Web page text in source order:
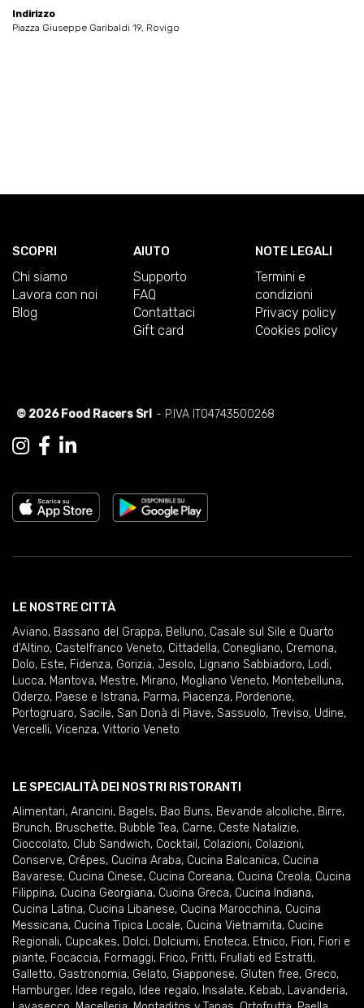
Indirizzo
Piazza Giuseppe Garibaldi 19, Rovigo
SCOPRI
Chi siamo
Lavora con noi
Blog
AIUTO
Supporto
FAQ
Contattaci
Gift card
NOTE LEGALI
Termini e
condizioni
Privacy policy
Cookies policy
© 2026 Food Racers Srl - P.IVA IT04743500268
LE NOSTRE CITTÀ
Aviano, Bassano del Grappa, Belluno, Casale sul Sile e Quarto
d'Altino, Castelfranco Veneto, Cittadella, Conegliano, Cremona,
Dolo, Este, Fidenza, Gorizia, Jesolo, Lignano Sabbiadoro, Lodi,
Lucca, Mantova, Mestre, Mirano, Mogliano Veneto, Montebelluna,
Oderzo, Paese e Istrana, Parma, Piacenza, Pordenone,
Portogruaro, Sacile, San Donà di Piave, Sassuolo, Treviso, Udine,
Vercelli, Vicenza, Vittorio Veneto
LE SPECIALITÀ DEI NOSTRI RISTORANTI
Alimentari, Arancini, Bagels, Bao Buns, Bevande alcoliche, Birre,
Brunch, Bruschette, Bubble Tea, Carne, Ceste Natalizie,
Cioccolato, Club Sandwich, Cocktail , Colazioni, Colazioni,
Conserve, Crêpes, Cucina Araba, Cucina Balcanica, Cucina
Bavarese, Cucina Cinese, Cucina Coreana, Cucina Creola, Cucina
Filippina, Cucina Georgiana, Cucina Greca, Cucina Indiana,
Cucina Latina, Cucina Libanese, Cucina Marocchina, Cucina
Messicana, Cucina Tipica Locale, Cucina Vietnamita, Cucine
Regionali, Cupcakes, Dolci, Dolciumi, Enoteca, Etnico, Fiori, Fiori e
piante, Focaccia, Formaggi, Frico, Fritti, Frullati ed Estratti,
Galletto, Gastronomia, Gelato, Giapponese, Gluten free, Greco,
Hamburger, Idee regalo, Idee regalo, Insalate, Kebab, Lavanderia,